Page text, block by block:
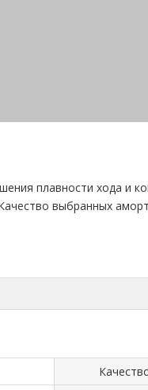
плавности хода и
выбранных